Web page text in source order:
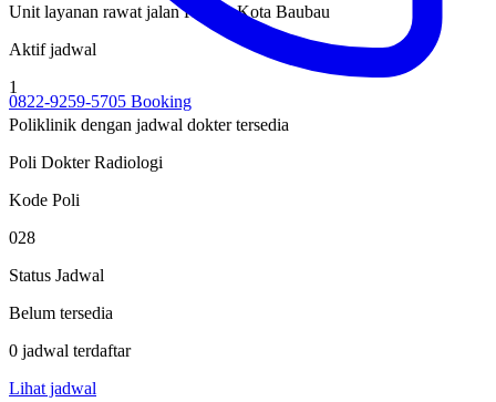
0822-9259-5705 Booking
Unit layanan rawat jalan RSUD Kota Baubau
Aktif jadwal
1
Poliklinik dengan jadwal dokter tersedia
Poli Dokter Radiologi
Kode Poli
028
Status Jadwal
Belum tersedia
0 jadwal terdaftar
Lihat jadwal